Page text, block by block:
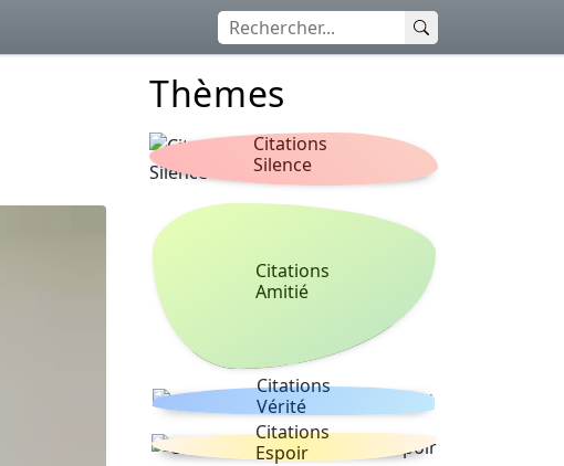
Thèmes
Citations
Silence
Citations
Amitié
Citations
Vérité
Citations
Espoir